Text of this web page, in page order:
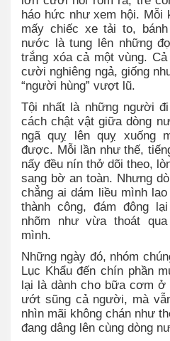
háo hức như xem hội. Mỗi
mấy chiếc xe tải to,
nước là tung lên những
trắng xóa cả một vùng.
cười nghiêng ngả, giống
“người hùng” vượt lũ.
Tội nhất là những người
cách chật vật giữa dòng
ngã quỵ lên quỵ xuống
được. Mỗi lần như thế,
nấy đều nín thở dõi theo,
sang bờ an toàn. Nhưng
chẳng ai dám liều mình
thành công, đám đông
nhõm như vừa thoát
mình.
Những ngày đó, nhóm
Lục Khẩu đến chín phần
lại là dành cho bữa cơm
ướt sũng cả người, mà
nhìn mãi không chán như
đang dâng lên cùng dòng